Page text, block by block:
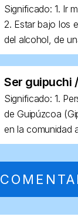
Significado: 1. Ir
2. Estar bajo los
del alcohol, de
Ser guipuchi
Significado: 1.
de Guipúzcoa
en la comunidad